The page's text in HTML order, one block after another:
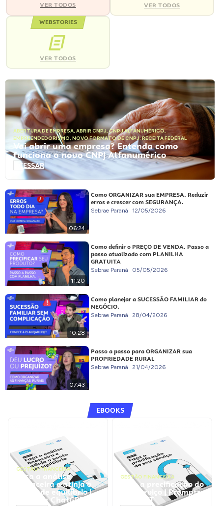
VER TODOS VER TODOS
WEBSTORIES
VER TODOS
ABERTURA DE EMPRESA, ABRIR CNPJ,CNPJ ALFANUMÉRICO,
EMPREENDEDORISMO, NOVO FORMATO DE CNPJ,RECEITA FEDERAL
Vai abrir uma empresa? Entenda como
funciona o novo CNPJ Alfanumérico
ACESSAR
06:24
Como ORGANIZAR sua EMPRESA. Reduzir
erros e crescer com SEGURANÇA.
Sebrae Paraná 12/05/2026
11:20
Como definir o PREÇO DE VENDA. Passo a
passo atualizado com PLANILHA
GRATUITA
Sebrae Paraná 05/05/2026
10:28
Como planejar a SUCESSÃO FAMILIAR do
NEGÓCIO.
Sebrae Paraná 28/04/2026
07:43
Passo a passo para ORGANIZAR sua
PROPRIEDADE RURAL
Sebrae Paraná 21/04/2026
EBOOKS
GESTÃO FINANCEIRA
Faça a análise
financeira e atinja o
ponto de equilíbrio |
Prompts ChatGPT
GESTÃO FINANCEIRA
Faça a precificação do
seu serviço | Prompts
ChatGPT